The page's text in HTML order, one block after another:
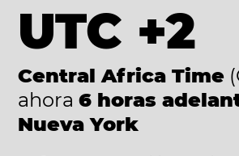
UTC +2
Central Africa Time
ahora 6 horas
Nueva York